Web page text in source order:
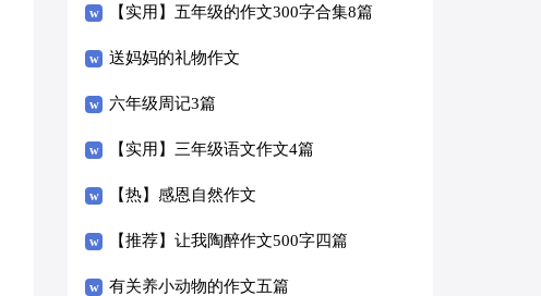
【实用】五年级的作文300字合集8篇
送妈妈的礼物作文
六年级周记3篇
【实用】三年级语文作文4篇
【热】感恩自然作文
【推荐】让我陶醉作文500字四篇
有关养小动物的作文五篇